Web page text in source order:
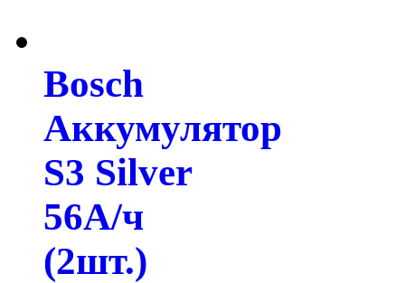
Bosch
Аккумулятор
S3 Silver
56А/ч
(2шт.)